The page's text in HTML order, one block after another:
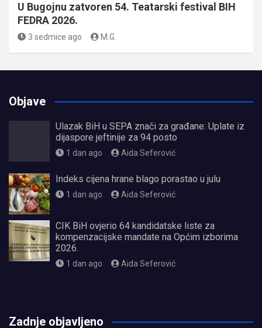
U Bugojnu zatvoren 54. Teatarski festival BIH
FEDRA 2026.
3 sedmice ago M.G.
Objave
Ulazak BiH u SEPA znači za građane: Uplate iz
dijaspore jeftinije za 94 posto
1 dan ago Aida Seferović
Indeks cijena hrane blago porastao u julu
1 dan ago Aida Seferović
CIK BiH ovjerio 64 kandidatske liste za
kompenzacijske mandate na Općim izborima
2026.
1 dan ago Aida Seferović
Zadnje objavljeno